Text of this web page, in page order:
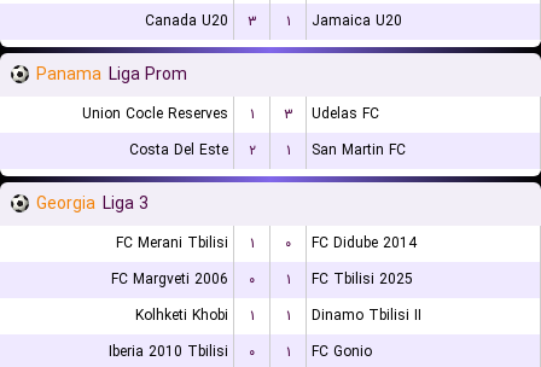
Canada U20
۳ ۱ Jamaica U20
Panama Liga Prom
Union Cocle Reserves ۱ ۳
Udelas FC
Costa Del Este
۲ ۱ San Martin FC
Georgia Liga 3
FC Merani Tbilisi ۱ ۰
FC Didube 2014
FC Margveti 2006
۰ ۱
FC Tbilisi 2025
Kolhketi Khobi
۱ ۱
Dinamo Tbilisi II
Iberia 2010 Tbilisi
۰ ۱ FC Gonio